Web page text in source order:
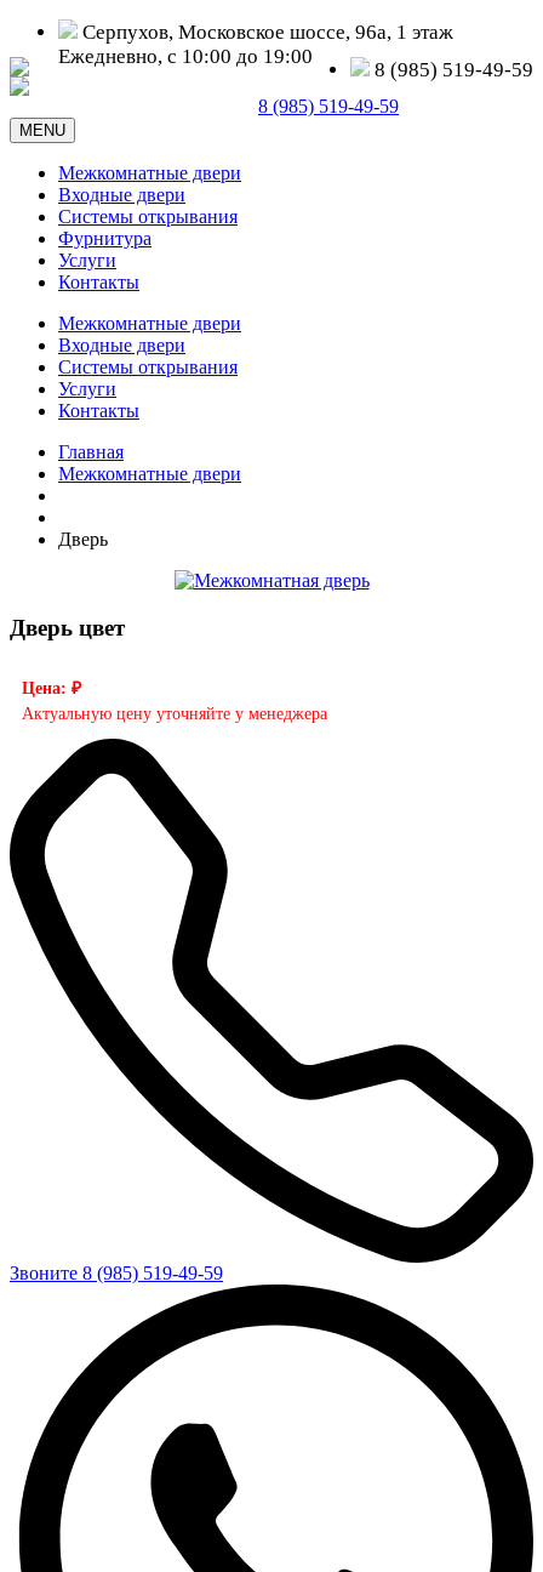
Серпухов, Московское шоссе, 96а, 1 этаж
Ежедневно, с 10:00 до 19:00
8 (985) 519-49-59
8 (985) 519-49-59
MENU
Межкомнатные двери
Входные двери
Системы открывания
Фурнитура
Услуги
Контакты
Межкомнатные двери
Входные двери
Системы открывания
Услуги
Контакты
Главная
Межкомнатные двери
Дверь
Дверь цвет
Цена: ₽
Актуальную цену уточняйте у менеджера
Звоните 8 (985) 519-49-59